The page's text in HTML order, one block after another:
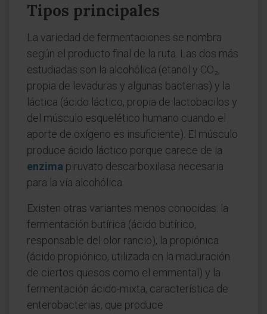
Tipos principales
La variedad de fermentaciones se nombra
según el producto final de la ruta. Las dos más
estudiadas son la alcohólica (etanol y CO₂,
propia de levaduras y algunas bacterias) y la
láctica (ácido láctico, propia de lactobacilos y
del músculo esquelético humano cuando el
aporte de oxígeno es insuficiente). El músculo
produce ácido láctico porque carece de la
enzima piruvato descarboxilasa necesaria
para la vía alcohólica.
Existen otras variantes menos conocidas: la
fermentación butírica (ácido butírico,
responsable del olor rancio), la propiónica
(ácido propiónico, utilizada en la maduración
de ciertos quesos como el emmental) y la
fermentación ácido-mixta, característica de
enterobacterias, que produce